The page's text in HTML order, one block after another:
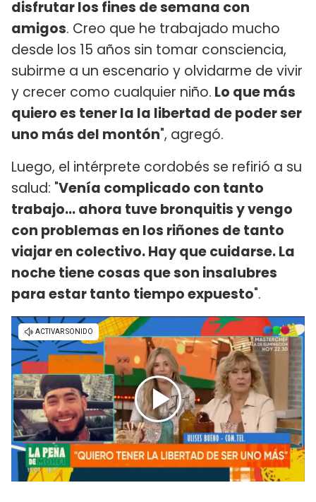
disfrutar los fines de semana con
amigos. Creo que he trabajado mucho
desde los 15 años sin tomar consciencia,
subirme a un escenario y olvidarme de vivir
y crecer como cualquier niño. Lo que más
quiero es tener la la libertad de poder ser
uno más del montón", agregó.
Luego, el intérprete cordobés se refirió a su
salud: "Venía complicado con tanto
trabajo... ahora tuve bronquitis y vengo
con problemas en los riñones de tanto
viajar en colectivo. Hay que cuidarse. La
noche tiene cosas que son insalubres
para estar tanto tiempo expuesto".